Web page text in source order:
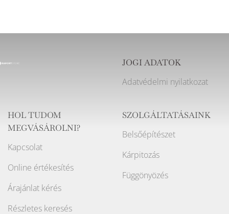
JOGI ADATOK
Adatvédelmi nyilatkozat
HOL TUDOM
MEGVÁSÁROLNI?
Kapcsolat
Online értékesítés
Árajánlat kérés
Részletes keresés
SZOLGÁLTATÁSAINK
Belsőépítészet
Kárpitozás
Függönyözés